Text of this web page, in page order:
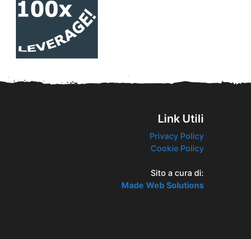
Link Utili
Privacy Policy
Cookie Policy
Sito a cura di:
Made Web Solutions